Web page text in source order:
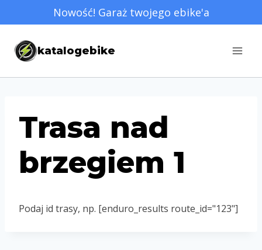
do
treści
Nowość! Garaż twojego ebike'a
katalogebike
Trasa nad
brzegiem 1
Podaj id trasy, np. [enduro_results route_id="123"]